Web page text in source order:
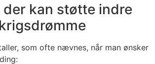
der kan støtte indre
som ofte nævnes, når man ønsker